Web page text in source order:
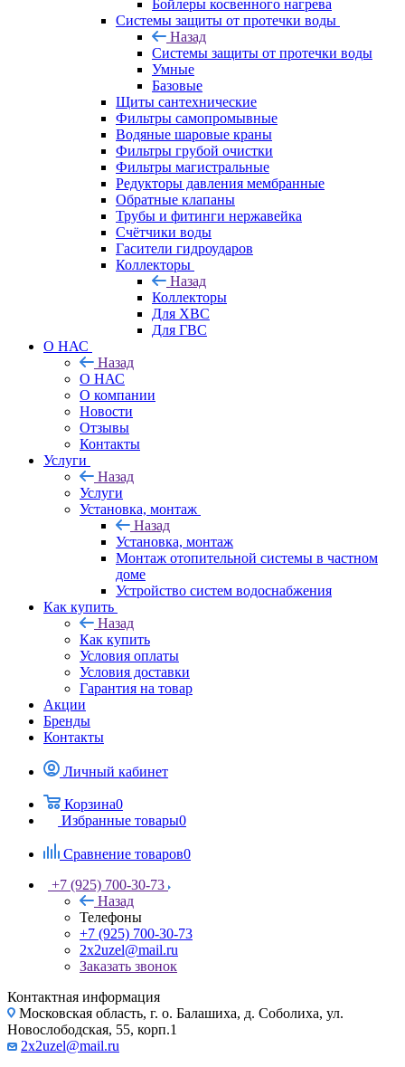
Бойлеры косвенного нагрева
Системы защиты от протечки воды
Назад
Системы защиты от протечки воды
Умные
Базовые
Щиты сантехнические
Фильтры самопромывные
Водяные шаровые краны
Фильтры грубой очистки
Фильтры магистральные
Редукторы давления мембранные
Обратные клапаны
Трубы и фитинги нержавейка
Счётчики воды
Гасители гидроударов
Коллекторы
Назад
Коллекторы
Для ХВС
Для ГВС
О НАС
Назад
О НАС
О компании
Новости
Отзывы
Контакты
Услуги
Назад
Услуги
Установка, монтаж
Назад
Установка, монтаж
Монтаж отопительной системы в частном
доме
Устройство систем водоснабжения
Как купить
Назад
Как купить
Условия оплаты
Условия доставки
Гарантия на товар
Акции
Бренды
Контакты
Личный кабинет
Корзина0
Избранные товары0
Сравнение товаров0
+7 (925) 700-30-73
Назад
Телефоны
+7 (925) 700-30-73
2x2uzel@mail.ru
Заказать звонок
Контактная информация
Московская область, г. о. Балашиха, д. Соболиха, ул.
Новослободская, 55, корп.1
2x2uzel@mail.ru